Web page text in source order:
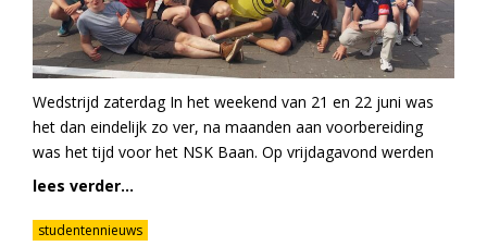
Wedstrijd zaterdag In het weekend van 21 en 22 juni was
het dan eindelijk zo ver, na maanden aan voorbereiding
was het tijd voor het NSK Baan. Op vrijdagavond werden
lees verder...
studentennieuws